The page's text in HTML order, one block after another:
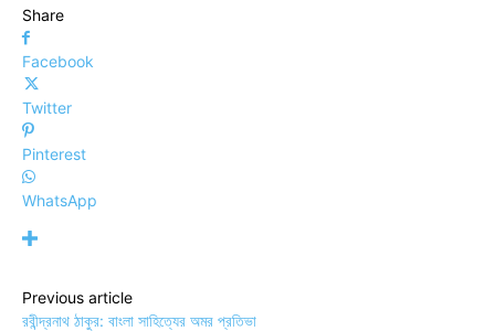
Share
Facebook
Twitter
Pinterest
WhatsApp
Previous article
রবীন্দ্রনাথ ঠাকুর: বাংলা সাহিত্যের অমর প্রতিভা